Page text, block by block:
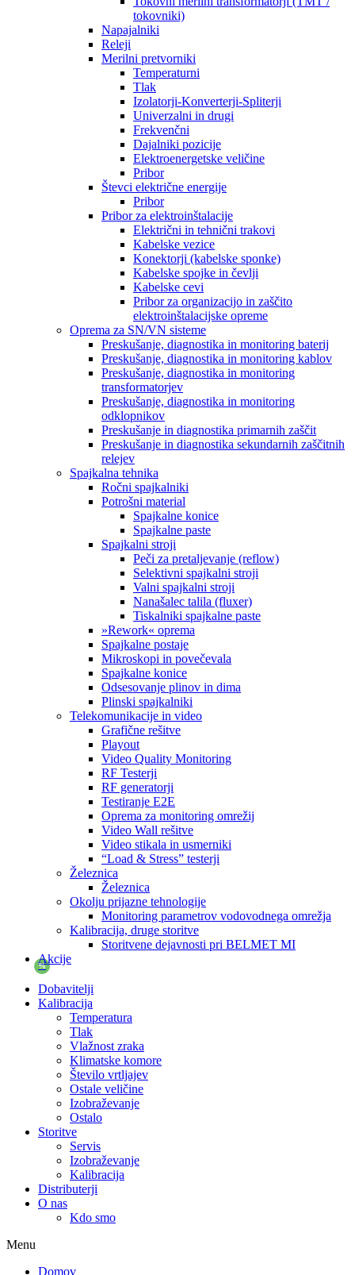
tokovniki)
Napajalniki
Releji
Merilni pretvorniki
Temperaturni
Tlak
Izolatorji-Konverterji-Spliterji
Univerzalni in drugi
Frekvenčni
Dajalniki pozicije
Elektroenergetske veličine
Pribor
Števci električne energije
Pribor
Pribor za elektroinštalacije
Električni in tehnični trakovi
Kabelske vezice
Konektorji (kabelske sponke)
Kabelske spojke in čevlji
Kabelske cevi
Pribor za organizacijo in zaščito
elektroinštalacijske opreme
Oprema za SN/VN sisteme
Preskušanje, diagnostika in monitoring baterij
Preskušanje, diagnostika in monitoring kablov
Preskušanje, diagnostika in monitoring
transformatorjev
Preskušanje, diagnostika in monitoring
odklopnikov
Preskušanje in diagnostika primarnih zaščit
Preskušanje in diagnostika sekundarnih zaščitnih
relejev
Spajkalna tehnika
Ročni spajkalniki
Potrošni material
Spajkalne konice
Spajkalne paste
Spajkalni stroji
Peči za pretaljevanje (reflow)
Selektivni spajkalni stroji
Valni spajkalni stroji
Nanašalec talila (fluxer)
Tiskalniki spajkalne paste
»Rework« oprema
Spajkalne postaje
Mikroskopi in povečevala
Spajkalne konice
Odsesovanje plinov in dima
Plinski spajkalniki
Telekomunikacije in video
Grafične rešitve
Playout
Video Quality Monitoring
RF Testerji
RF generatorji
Testiranje E2E
Oprema za monitoring omrežij
Video Wall rešitve
Video stikala in usmerniki
“Load & Stress” testerji
Železnica
Železnica
Okolju prijazne tehnologije
Monitoring parametrov vodovodnega omrežja
Kalibracija, druge storitve
Storitvene dejavnosti pri BELMET MI
Akcije
%
Dobavitelji
Kalibracija
Temperatura
Tlak
Vlažnost zraka
Klimatske komore
Število vrtljajev
Ostale veličine
Izobraževanje
Ostalo
Storitve
Servis
Izobraževanje
Kalibracija
Distributerji
O nas
Kdo smo
Menu
Domov